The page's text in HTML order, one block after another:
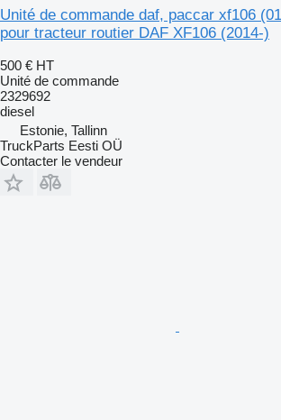
Unité de commande daf, paccar xf106
pour tracteur routier DAF XF106 (2014-)
500 € HT
Unité de commande
2329692
diesel
Estonie, Tallinn
TruckParts Eesti OÜ
Contacter le vendeur